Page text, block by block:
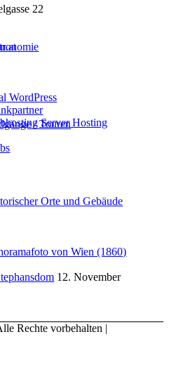
/ Touren
Orte und Gebäude
22
von Wien (1860)
12. November
Rechte vorbehalten |